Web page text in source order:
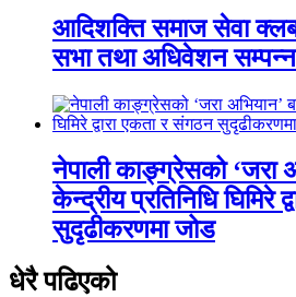
आदिशक्ति समाज सेवा
सभा तथा अधिवेशन सम्पन्न
नेपाली काङ्ग्रेसको ‘जरा
केन्द्रीय प्रतिनिधि घिमिरे
सुदृढीकरणमा जोड
धेरै पढिएको